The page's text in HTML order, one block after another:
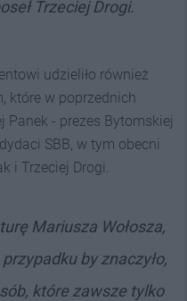
Trzeciej Drogi.
udzieliło również
które w poprzednich
Panek - prezes Bytomskiej
SBB, w tym obecni
i Trzeciej Drogi.
Mariusza Wołosza,
by znaczyło,
które zawsze tylko